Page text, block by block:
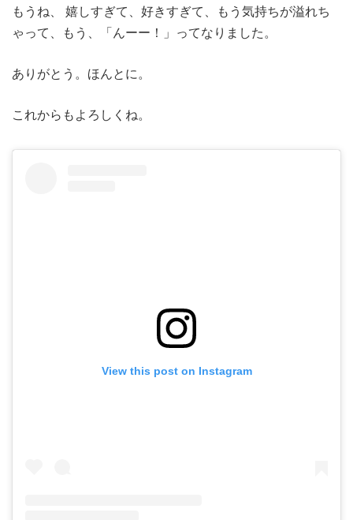
もうね、 嬉しすぎて、好きすぎて、もう気持ちが溢れち
ゃって、もう、「んーー！」ってなりました。
ありがとう。ほんとに。
これからもよろしくね。
View this post on Instagram